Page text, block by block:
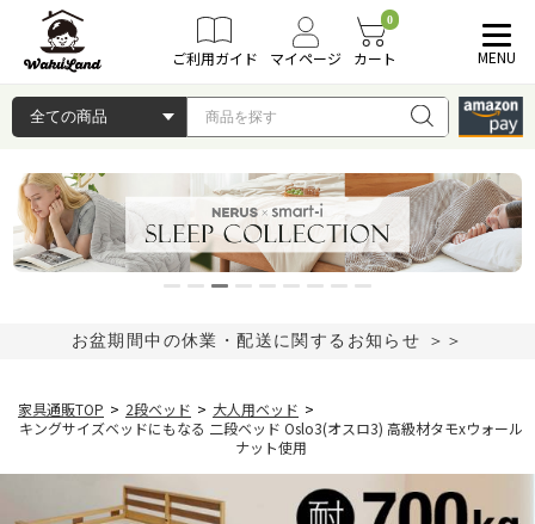
ご利用ガイド マイページ
0
カート MENU
お盆期間中の休業・配送に関するお知らせ ＞＞
家具通販TOP > 2段ベッド > 大人用ベッド >
キングサイズベッドにもなる 二段ベッド Oslo3(オスロ3) 高級材タモxウォール
ナット使用